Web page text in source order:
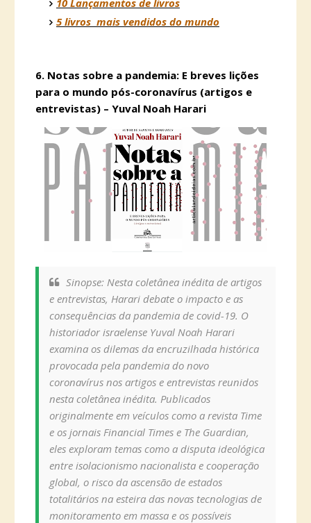
10 Lançamentos de livros
5 livros mais vendidos do mundo
6. Notas sobre a pandemia: E breves lições
para o mundo pós-coronavírus (artigos e
entrevistas) – Yuval Noah Harari
Sinopse: Nesta coletânea inédita de artigos
e entrevistas, Harari debate o impacto e as
consequências da pandemia de covid-19. O
historiador israelense Yuval Noah Harari
examina os dilemas da encruzilhada histórica
provocada pela pandemia do novo
coronavírus nos artigos e entrevistas reunidos
nesta coletânea inédita. Publicados
originalmente em veículos como a revista Time
e os jornais Financial Times e The Guardian,
eles exploram temas como a disputa ideológica
entre isolacionismo nacionalista e cooperação
global, o risco da ascensão de estados
totalitários na esteira das novas tecnologias de
monitoramento em massa e os possíveis